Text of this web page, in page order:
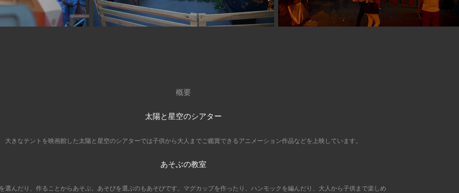
概要
太陽と星空のシアター
大きなテントを映画館した太陽と星空のシアターでは子供から大人までご鑑賞できるアニメーション作品などを上映しています。
あそぶの教室
選んだり、作ることからあそぶ。あそびを選ぶのもあそびです。マグカップを作ったり、ハンモックを編んだり、大人から子供まで楽しめ